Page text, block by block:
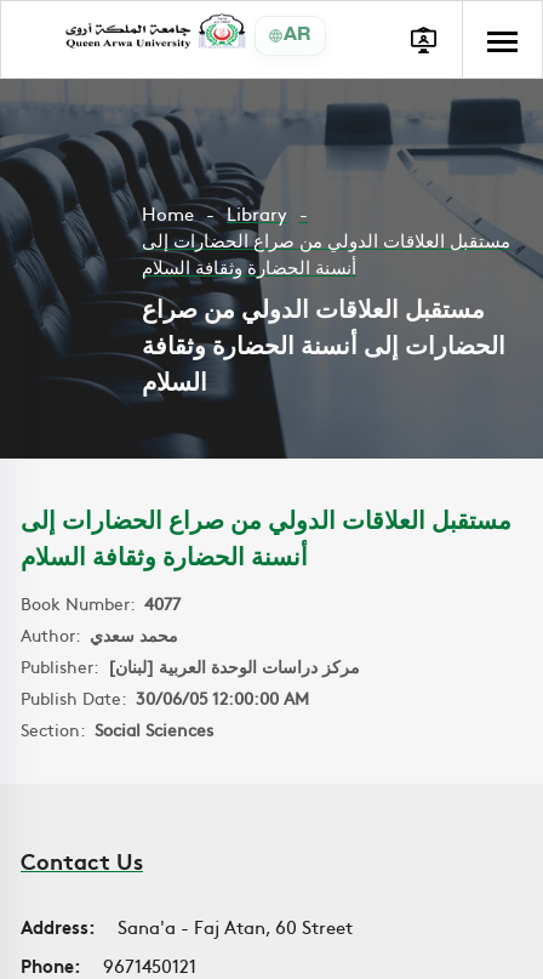
AR
Home
Library
مستقبل العلاقات الدولي من صراع الحضارات إلى
أنسنة الحضارة وثقافة السلام
مستقبل العلاقات الدولي من صراع
الحضارات إلى أنسنة الحضارة وثقافة
السلام
مستقبل العلاقات الدولي من صراع الحضارات إلى
أنسنة الحضارة وثقافة السلام
Book Number: 4077
Author: محمد سعدي
Publisher: مركز دراسات الوحدة العربية [لبنان]
Publish Date: 30/06/05 12:00:00 AM
Section: Social Sciences
Contact Us
Address:
Sana'a - Faj Atan, 60 Street
Phone:
9671450121